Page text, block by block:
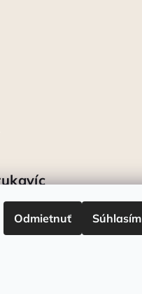
Odmietnuť Súhlasím
v
obuvi